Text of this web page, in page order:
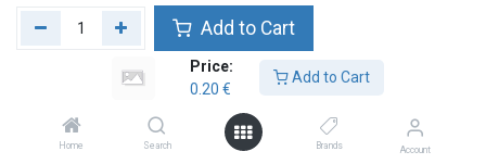
Price:
0.20 €
Add to Cart
Home Search Brands Account
Add to Cart
Add to wishlist